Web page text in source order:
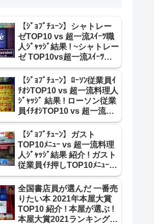
【ｼﾞｮﾌﾞﾁｭｰﾝ】シャトレー
ゼTOP10 vs 超一流ｽｲｰﾂ職
人ｼﾞｬｯｼﾞ結果 ! ~シャトレー
ゼ TOP10vs超一流ｽｲｰﾂ職
人 合格･不合格ｼﾞｬｯｼﾞ結果~
【ｼﾞｮﾌﾞﾁｭｰﾝ】ﾛｰｿﾝ従業員ｲ
ﾁｵｼTOP10 vs 超一流料理人
ｼﾞｬｯｼﾞ 結果 ! ローソン従業
員ｲﾁｵｼTOP10 vs 超一流料
理人 ｼﾞｬｯｼﾞ結果 紹介 !
2105
【ｼﾞｮﾌﾞﾁｭｰﾝ】ガスト
TOP10ﾒﾆｭｰ vs 超一流料理
人ｼﾞｬｯｼﾞ結果 紹介 ! ガスト
従業員ｲﾁ押しTOP10ﾒﾆｭｰ
vs 超一流料理人 合格･不合
格 結果 !
全国書店員が選んだ 一番売
りたい本 2021年本屋大賞
TOP10 紹介 ! 本屋が選ぶ !
本屋大賞2021ランキング